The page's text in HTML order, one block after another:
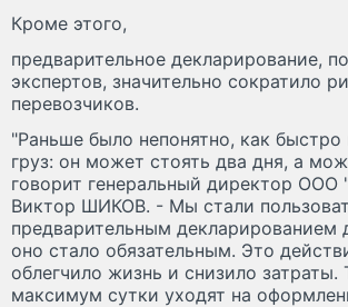
Кроме этого,
предварительное декларирование,
экспертов, значительно сократило
перевозчиков.
"Раньше было непонятно, как
груз: он может стоять два дня, а
говорит генеральный директор ООО
Виктор ШИКОВ. - Мы стали
предварительным декларированием
оно стало обязательным. Это
облегчило жизнь и снизило затраты.
максимум сутки уходят на